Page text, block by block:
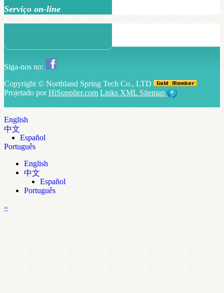
Serviço on-line
Siga-nos no:
Copyright © Northland Spring Tech Co., LTD
Projetado porHiSupplier.com Links XML Sitemap
English
中文
Español
Português
English
中文
Español
Português
«